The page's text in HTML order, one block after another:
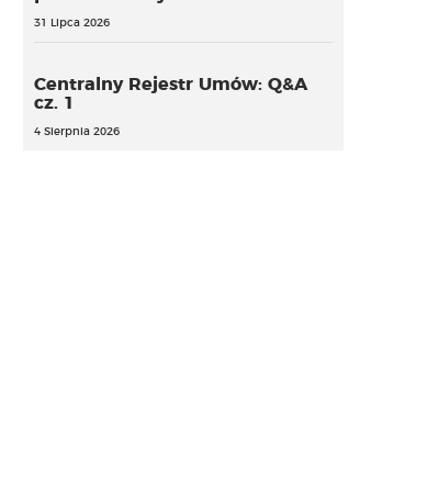
31 Lipca 2026
Centralny Rejestr Umów: Q&A
cz. 1
4 Sierpnia 2026